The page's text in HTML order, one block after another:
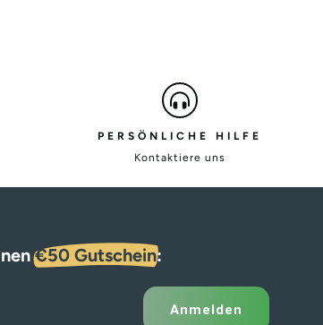
PERSÖNLICHE HILFE
Kontaktiere uns
€50 Gutschein:
Anmelden